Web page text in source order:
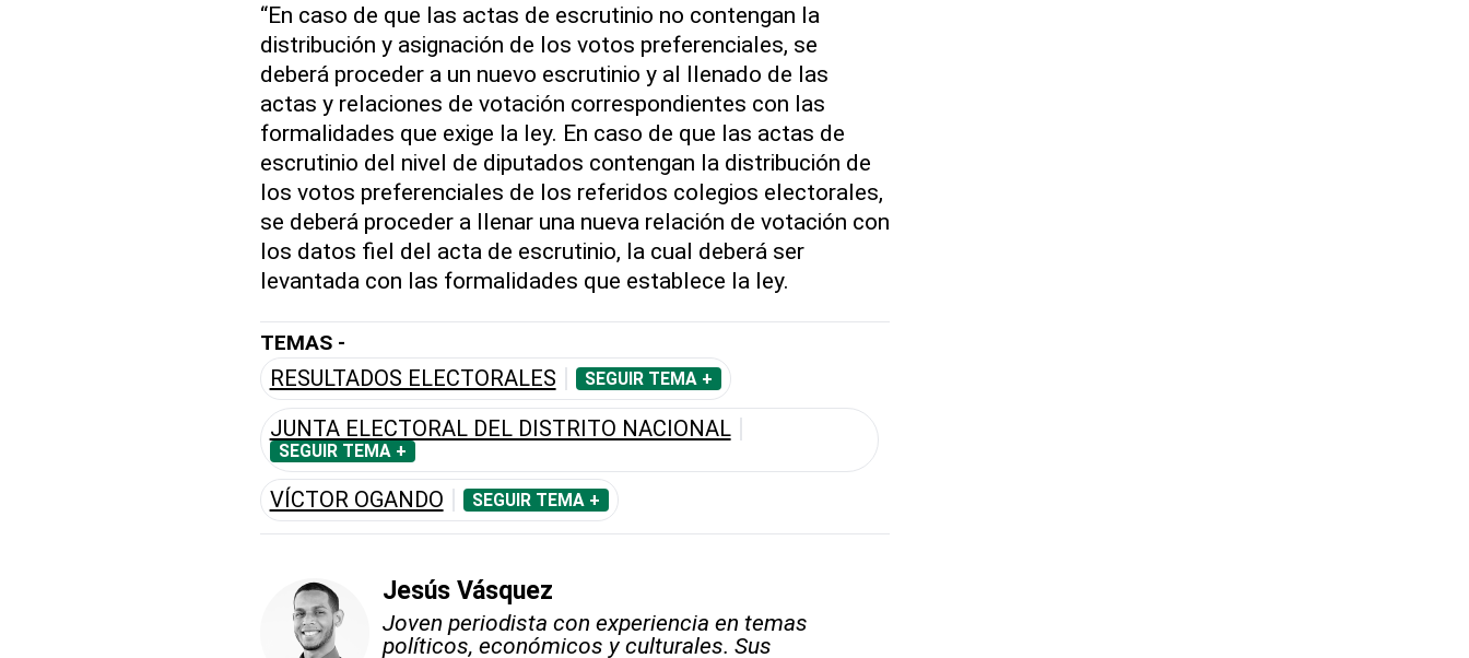
“En caso de que las actas de escrutinio no contengan la
distribución y asignación de los votos preferenciales, se
deberá proceder a un nuevo escrutinio y al llenado de las
actas y relaciones de votación correspondientes con las
formalidades que exige la ley. En caso de que las actas de
escrutinio del nivel de diputados contengan la distribución de
los votos preferenciales de los referidos colegios electorales,
se deberá proceder a llenar una nueva relación de votación con
los datos fiel del acta de escrutinio, la cual deberá ser
levantada con las formalidades que establece la ley.
TEMAS -
RESULTADOS ELECTORALES SEGUIR TEMA +
JUNTA ELECTORAL DEL DISTRITO NACIONAL
SEGUIR TEMA +
VÍCTOR OGANDO SEGUIR TEMA +
Jesús Vásquez
Joven periodista con experiencia en temas
políticos, económicos y culturales. Sus